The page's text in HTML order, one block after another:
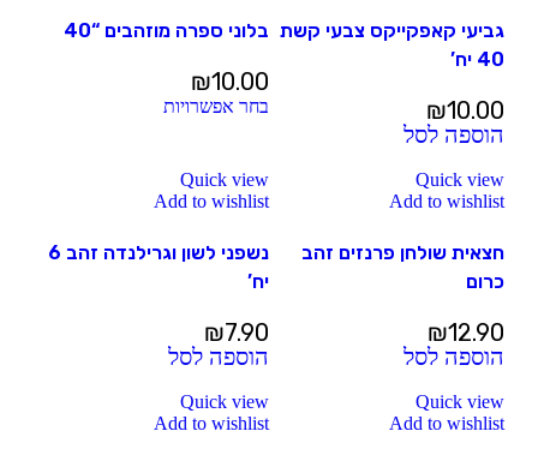
גביעי קאפקייקס צבעי קשת
40 יח’
₪10.00
הוספה לסל
בלוני ספרה מוזהבים “40
₪10.00
בחר אפשרויות
Quick view
Add to wishlist
חצאית שולחן פרנזים זהב
כרום
₪12.90
הוספה לסל
Quick view
Add to wishlist
נשפני לשון וגרילנדה זהב 6
יח’
₪7.90
הוספה לסל
Quick view
Add to wishlist
Quick view
Add to wishlist